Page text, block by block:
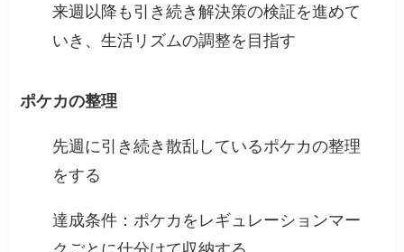
来週以降も引き続き解決策の検証を進めて
いき、生活リズムの調整を目指す
ポケカの整理
先週に引き続き散乱しているポケカの整理
をする
達成条件：ポケカをレギュレーションマー